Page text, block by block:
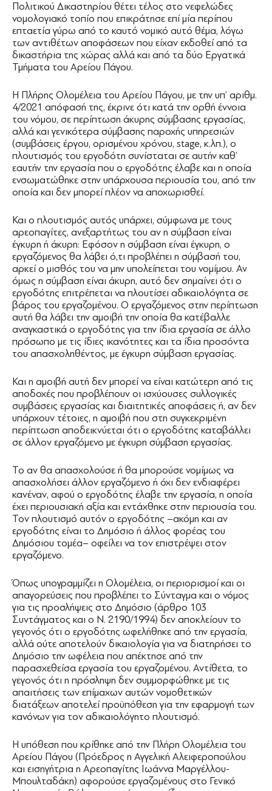
Πολιτικού Δικαστηρίου θέτει τέλος στο νεφελώδες
νομολογιακό τοπίο που επικράτησε επί μία περίπου
επταετία γύρω από το καυτό νομικό αυτό θέμα, λόγω
των αντιθέτων αποφάσεων που είχαν εκδοθεί από τα
δικαστήρια της χώρας αλλά και από τα δύο Εργατικά
Τμήματα του Αρείου Πάγου.
Η Πλήρης Ολομέλεια του Αρείου Πάγου, με την υπ’ αριθμ.
4/2021 απόφασή της, έκρινε ότι κατά την ορθή έννοια
του νόμου, σε περίπτωση άκυρης σύμβασης εργασίας,
αλλά και γενικότερα σύμβασης παροχής υπηρεσιών
(συμβάσεις έργου, ορισμένου χρόνου, stage, κ.λπ.), ο
πλουτισμός του εργοδότη συνίσταται σε αυτήν καθ’
εαυτήν την εργασία που ο εργοδότης έλαβε και η οποία
ενσωματώθηκε στην υπάρχουσα περιουσία του, από την
οποία και δεν μπορεί πλέον να αποχωρισθεί.
Και ο πλουτισμός αυτός υπάρχει, σύμφωνα με τους
αρεοπαγίτες, ανεξαρτήτως του αν η σύμβαση είναι
έγκυρη ή άκυρη: Εφόσον η σύμβαση είναι έγκυρη, ο
εργαζόμενος θα λάβει ό,τι προβλέπει η σύμβασή του,
αρκεί ο μισθός του να μην υπολείπεται του νομίμου. Αν
όμως η σύμβαση είναι άκυρη, αυτό δεν σημαίνει ότι ο
εργοδότης επιτρέπεται να πλουτίσει αδικαιολόγητα σε
βάρος του εργαζομένου. Ο εργαζόμενος στην περίπτωση
αυτή θα λάβει την αμοιβή την οποία θα κατέβαλλε
αναγκαστικά ο εργοδότης για την ίδια εργασία σε άλλο
πρόσωπο με τις ίδιες ικανότητες και τα ίδια προσόντα
του απασχοληθέντος, με έγκυρη σύμβαση εργασίας.
Και η αμοιβή αυτή δεν μπορεί να είναι κατώτερη από τις
αποδοχές που προβλέπουν οι ισχύουσες συλλογικές
συμβάσεις εργασίας και διαιτητικές αποφάσεις ή, αν δεν
υπάρχουν τέτοιες, η αμοιβή που στη συγκεκριμένη
περίπτωση αποδεικνύεται ότι ο εργοδότης καταβάλλει
σε άλλον εργαζόμενο με έγκυρη σύμβαση εργασίας.
Το αν θα απασχολούσε ή θα μπορούσε νομίμως να
απασχολήσει άλλον εργαζόμενο ή όχι δεν ενδιαφέρει
κανέναν, αφού ο εργοδότης έλαβε την εργασία, η οποία
έχει περιουσιακή αξία και εντάχθηκε στην περιουσία του.
Τον πλουτισμό αυτόν ο εργοδότης –ακόμη και αν
εργοδότης είναι το Δημόσιο ή άλλος φορέας του
Δημόσιου τομέα– οφείλει να τον επιστρέψει στον
εργαζόμενο.
Όπως υπογραμμίζει η Ολομέλεια, οι περιορισμοί και οι
απαγορεύσεις που προβλέπει το Σύνταγμα και ο νόμος
για τις προσλήψεις στο Δημόσιο (άρθρο 103
Συντάγματος και ο Ν. 2190/1994) δεν αποκλείουν το
γεγονός ότι ο εργοδότης ωφελήθηκε από την εργασία,
αλλά ούτε αποτελούν δικαιολογία για να διατηρήσει το
Δημόσιο την ωφέλεια που απέκτησε από την
παρασχεθείσα εργασία του εργαζομένου. Αντίθετα, το
γεγονός ότι η πρόσληψη δεν συμμορφώθηκε με τις
απαιτήσεις των επίμαχων αυτών νομοθετικών
διατάξεων αποτελεί προϋπόθεση για την εφαρμογή των
κανόνων για τον αδικαιολόγητο πλουτισμό.
Η υπόθεση που κρίθηκε από την Πλήρη Ολομέλεια του
Αρείου Πάγου (Πρόεδρος η Αγγελική Αλειφεροπούλου
και εισηγήτρια η Αρεοπαγίτης Ιωάννα Μαργέλλου-
Μπουλταδάκη) αφορούσε εργαζομένους στο Γενικό